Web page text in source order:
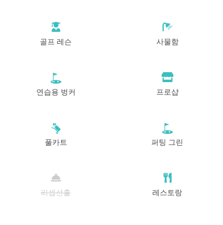
골프 레슨 사물함
연습용 벙커 프로샵
풀카트 퍼팅 그린
리셉션홀 레스토랑